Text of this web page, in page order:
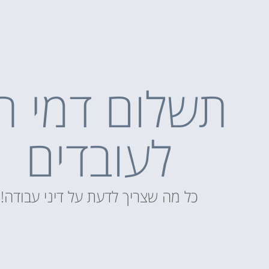
תשלום דמי
לעובדים
כל מה שצריך לדעת על דיני עבודה!